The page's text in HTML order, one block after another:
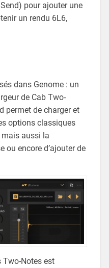
pour ajouter une
un rendu 6L6,
dans Genome : un
de Cab Two-
permet de charger et
options classiques
mais aussi la
ou encore d’ajouter de
Two-Notes est